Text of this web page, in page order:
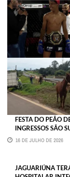
FESTA DO PEÃO
INGRESSOS SÃO
16 DE JULHO DE 2026
JAGUARIÚNA